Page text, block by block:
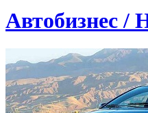
Автобизнес /